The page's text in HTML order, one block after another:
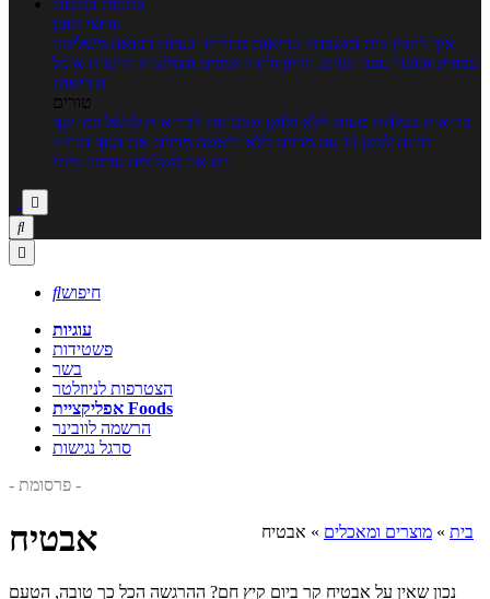
כתבות כתבות
ערוצי תוכן
איך להכין בית ומשפחה בריאות מחלות ובעיות רפואה משלימה
ספורט וכושר גופני נשים, הריון ולידה טיפים והמלצות חדשות אוכל
ובריאות
טורים
בריאות בצלחת טעים ללא גלוטן טבעונות לבריאות לבשל כמו שף
תזונה לבטן רגועה מרזים ללא דיאטה מזיזים את הגוף הרזיה
ורפואה משלימה גורמה ביתי



חיפוש
עוגיות
פשטידות
בשר
הצטרפות לניוזלטר
אפליקציית Foods
הרשמה לוובינר
סרגל נגישות
- פרסומת -
בית » מוצרים ומאכלים » אבטיח אבטיח
נכון שאין על אבטיח קר ביום קיץ חם? ההרגשה הכל כך טובה, הטעם